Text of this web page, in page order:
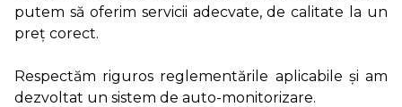
putem să oferim servicii adecvate, de calitate la un
preț corect.
Respectăm riguros reglementările aplicabile și am
dezvoltat un sistem de auto-monitorizare.